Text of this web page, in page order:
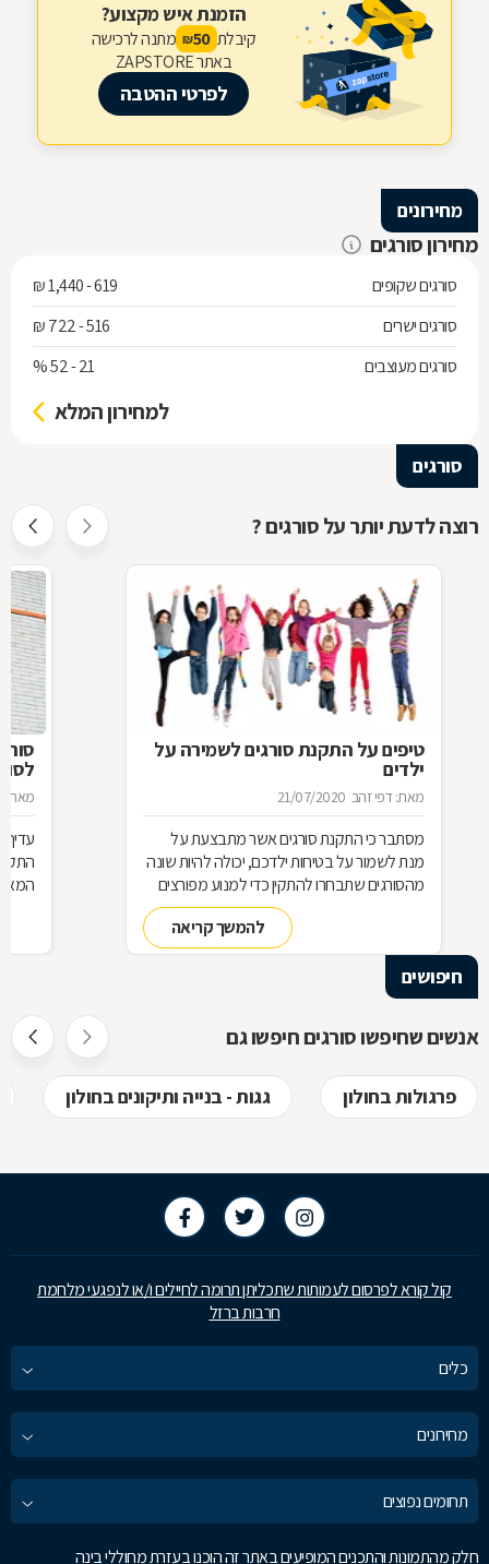
הזמנת איש מקצוע?
קיבלת 50
₪ מתנה לרכישה
באתר ZAPSTORE
לפרטי ההטבה
מחירונים
מחירון סורגים
סורגים שקופים
619 - 1,440 ₪
סורגים ישרים
516 - 722 ₪
סורגים מעוצבים
21 - 52 %
למחירון המלא
סורגים
רוצה לדעת יותר על סורגים ?
טיפים על התקנת סורגים לשמירה על
ילדים
מאת: דפי זהב 21/07/2020
מסתבר כי התקנת סורגים אשר מתבצעת על
מנת לשמור על בטיחות ילדכם, יכולה להיות שונה
מהסורגים שתבחרו להתקין כדי למנוע מפורצים
להיכנס לביתכם. אילו סורגים מתאימים לשמירה
על בטיחות ילדכם? מדוע חשוב להקפיד על
סורגים מגולוונים? כיצד ניתן למנוע היווצרות חלודה
על הסורגים? כל הטיפים לפניכם
להמשך קריאה
מאת:
חיפושים
אנשים שחיפשו סורגים חיפשו גם
פרגולות בחולון גגות - בנייה ותיקונים בחולון
קול קורא לפרסום לעמותות שתכליתן תרומה לחיילים ו/או לנפגעי מלחמת
חרבות ברזל
כלים
מחירונים
תחומים נפוצים
חלק מהתמונות והתכנים המופיעים באתר זה הוכנו בעזרת מחוללי בינה